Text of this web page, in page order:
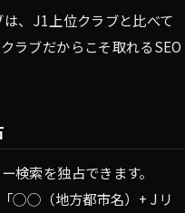
、J1上位クラブと比べて
ラブだからこそ取れるSEO
検索を独占できます。
◯◯（地方都市名）+ Jリ